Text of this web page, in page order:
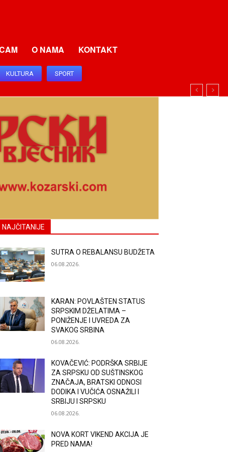
O NAMA KONTAKT
KULTURA SPORT
NAJČITANIJE
SUTRA O REBALANSU BUDŽETA
06.08.2026.
KARAN: POVLAŠTEN STATUS
SRPSKIM DŽELATIMA –
PONIŽENJE I UVREDA ZA
SVAKOG SRBINA
06.08.2026.
KOVAČEVIĆ: PODRŠKA SRBIJE
ZA SRPSKU OD SUŠTINSKOG
ZNAČAJA, BRATSKI ODNOSI
DODIKA I VUČIĆA OSNAŽILI I
SRBIJU I SRPSKU
06.08.2026.
NOVA KORT VIKEND AKCIJA JE
PRED NAMA!